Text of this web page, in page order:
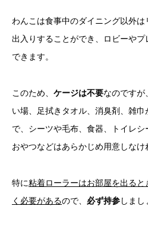
わんこは食事中のダイニング以外
出入りすることができ、ロビーや
できます。
このため、 ケージは不要なのですが
い場、足拭きタオル、消臭剤、雑
で、シーツや毛布、食器、トイレシ
おやつなどはあらかじめ用意しなけ
特に粘着ローラーはお部屋を出る
く必要があるので、 必ず持参しまし